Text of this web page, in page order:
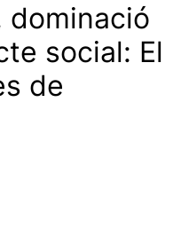
dominació
social: El
de